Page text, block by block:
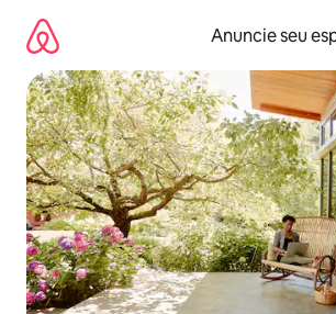
para
conteúdo
Anuncie seu